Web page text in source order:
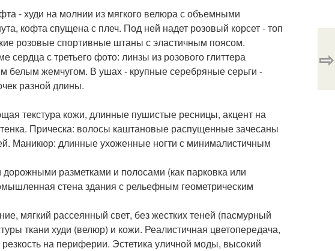
- худи на молнии из мягкого велюра с объемными
кофта спущена с плеч. Под ней надет розовый корсет - топ
розовые спортивные штаны с эластичным поясом.
с третьего фото: линзы из розового глиттера
белым жемчугом. В ушах - крупные серебряные серьги -
разной длины.
текстура кожи, длинные пушистые ресницы, акцент на
Прическа: волосы каштановые распущенные зачесаны
Маникюр: длинные ухоженные ногти с минималистичным
разметками и полосами (как парковка или
стена здания с рельефным геометрическим
мягкий рассеянный свет, без жестких теней (пасмурный
ткани худи (велюр) и кожи. Реалистичная цветопередача,
на периферии. Эстетика уличной моды, высокий
⇨